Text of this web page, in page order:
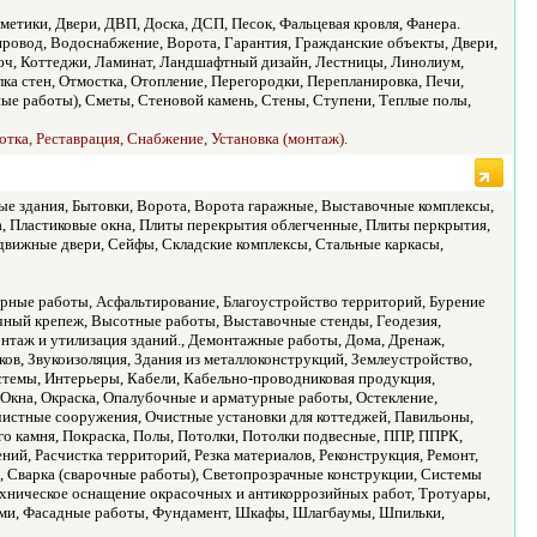
Двери, ДВП, Доска, ДСП, Песок, Фальцевая кровля, Фанера.
Водоснабжение, Ворота, Гарантия, Гражданские объекты, Двери,
Коттеджи, Ламинат, Ландшафтный дизайн, Лестницы, Линолиум,
стен, Отмостка, Отопление, Перегородки, Перепланировка, Печи,
работы), Сметы, Стеновой камень, Стены, Ступени, Теплые полы,
Реставрация, Снабжение, Установка (монтаж).
здания, Бытовки, Ворота, Ворота гаражные, Выставочные комплексы,
окна, Плиты перекрытия облегченные, Плиты перкрытия,
двери, Сейфы, Складские комплексы, Стальные каркасы,
работы, Асфальтирование, Благоустройство территорий, Бурение
крепеж, Высотные работы, Выставочные стенды, Геодезия,
и утилизация зданий., Демонтажные работы, Дома, Дренаж,
Здания из металлоконструкций, Землеустройство,
Интерьеры, Кабели, Кабельно-проводниковая продукция,
Окраска, Опалубочные и арматурные работы, Остекление,
сооружения, Очистные установки для коттеджей, Павильоны,
камня, Покраска, Полы, Потолки, Потолки подвесные, ППР, ППРК,
Расчистка территорий, Резка материалов, Реконструкция, Ремонт,
(сварочные работы), Светопрозрачные конструкции, Системы
оснащение окрасочных и антикоррозийных работ, Тротуары,
Фасадные работы, Фундамент, Шкафы, Шлагбаумы, Шпильки,